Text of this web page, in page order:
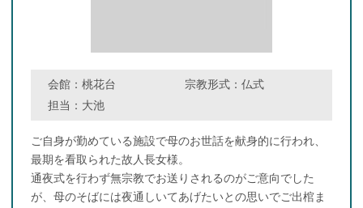
会館：桃花台 宗教形式： 仏式
担当： 大池
ご自身が勤めている施設で母のお世話を献身的に行われ、
最期を看取られた故人長女様。
通夜式を行わず無宗教でお送りされるのがご意向でした
が、母のそばには夜通しいてあげたいとの思いでご出棺ま